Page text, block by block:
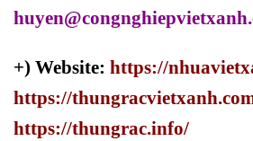
+) Website: https://
https://
https://thungrac.info/